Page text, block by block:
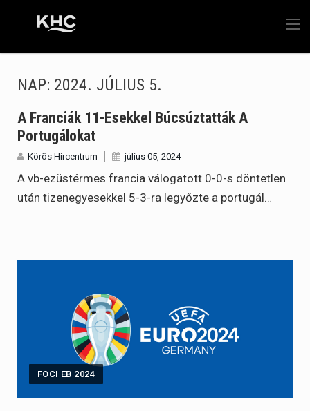
NAP: 2024. JÚLIUS 5.
A Franciák 11-Esekkel Búcsúztatták A
Portugálokat
Körös Hírcentrum július 05, 2024
A vb-ezüstérmes francia válogatott 0-0-s döntetlen
után tizenegyesekkel 5-3-ra legyőzte a portugál…
FOCI EB 2024